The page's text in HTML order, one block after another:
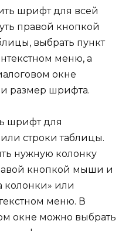
шрифт для всей
правой кнопкой
выбрать пункт
меню, а
окне
размер шрифта.
шрифт для
строки таблицы.
нужную колонку
кнопкой мыши и
колонки» или
меню. В
окне можно выбрать